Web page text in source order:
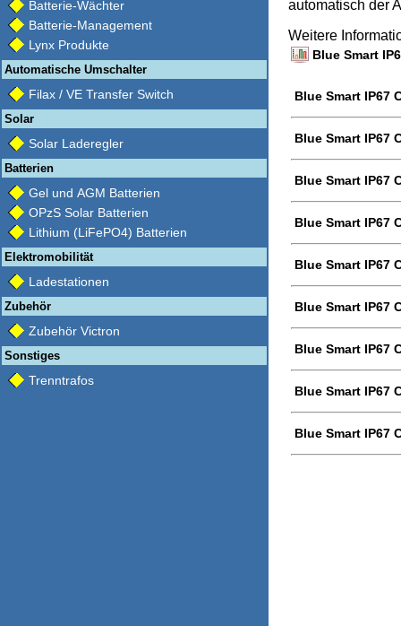
Batterie-Wächter
Batterie-Management
Lynx Produkte
Automatische Umschalter
Filax / VE Transfer Switch
Solar
Solar Laderegler
Batterien
Gel und AGM Batterien
OPzS Solar Batterien
Lithium (LiFePO4) Batterien
Elektromobilität
Ladestationen
Zubehör
Zubehör Victron
Sonstiges
Trenntrafos
automatisch der
Weitere
Blue Smart
Blue Smart IP67
Blue Smart IP67
Blue Smart IP67
Blue Smart IP67
Blue Smart IP67
Blue Smart IP67
Blue Smart IP67
Blue Smart IP67
Blue Smart IP67